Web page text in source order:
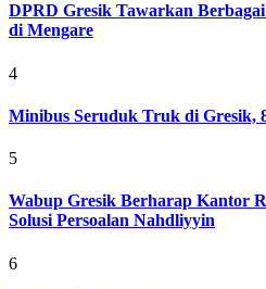
DPRD Gresik Tawarkan
di Mengare
4
Minibus Seruduk Truk di Gresik,
5
Wabup Gresik Berharap Kantor
Solusi Persoalan Nahdliyyin
6